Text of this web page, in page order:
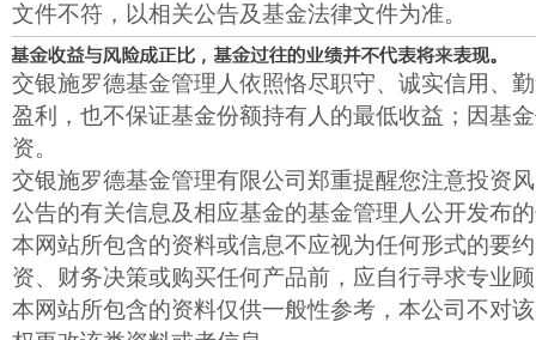
文件不符，以相关公告及基金法律文件为准。
交银施罗德基金管理人依照恪尽职守、诚实信用、
盈利，也不保证基金份额持有人的最低收益；因基
资。
交银施罗德基金管理有限公司郑重提醒您注意投资
公告的有关信息及相应基金的基金管理人公开发布
本网站所包含的资料或信息不应视为任何形式的要
资、财务决策或购买任何产品前，应自行寻求专业
本网站所包含的资料仅供一般性参考，本公司不对